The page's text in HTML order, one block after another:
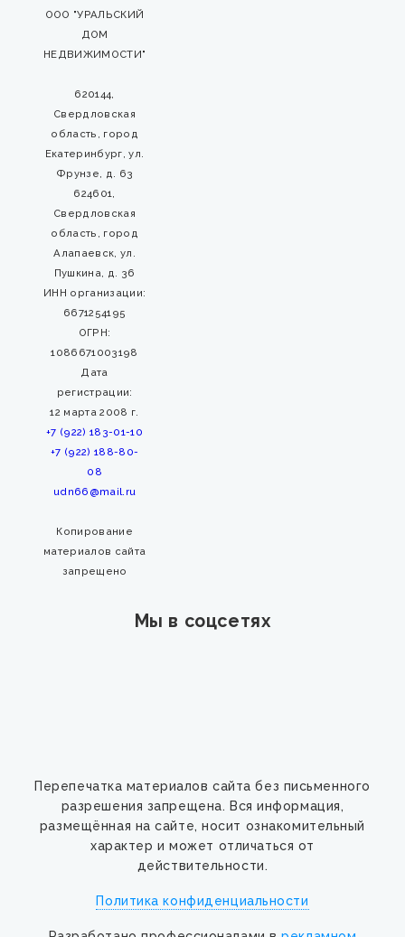
Мы в соцсетях
ООО "УРАЛЬСКИЙ
ДОМ
НЕДВИЖИМОСТИ"
620144,
Свердловская
область, город
Екатеринбург, ул.
Фрунзе, д. 63
624601,
Свердловская
область, город
Алапаевск, ул.
Пушкина, д. 36
ИНН организации:
6671254195
ОГРН:
1086671003198
Дата
регистрации:
12 марта 2008 г.
+7 (922) 183-01-10
+7 (922) 188-80-
08
udn66@mail.ru
Копирование
материалов сайта
запрещено
Перепечатка материалов сайта без письменного
разрешения запрещена. Вся информация,
размещённая на сайте, носит ознакомительный
характер и может отличаться от
действительности.
Политика конфиденциальности